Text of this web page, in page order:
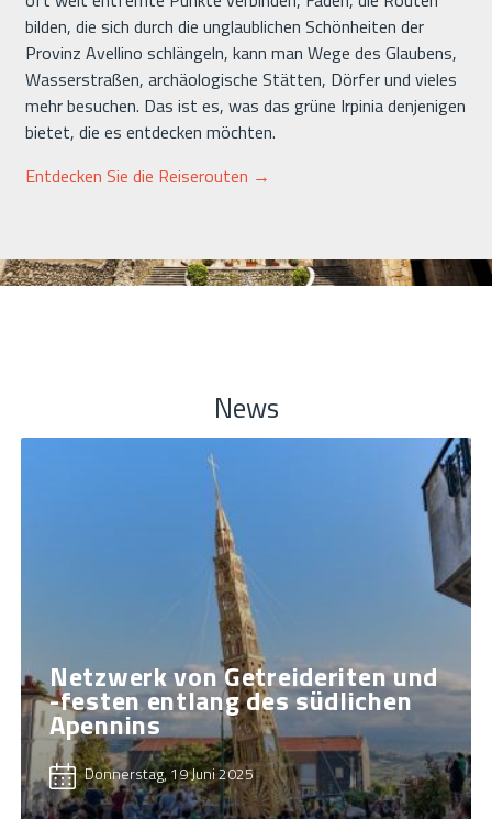
bilden, die sich durch die unglaublichen Schönheiten der
Provinz Avellino schlängeln, kann man Wege des Glaubens,
Wasserstraßen, archäologische Stätten, Dörfer und vieles
mehr besuchen. Das ist es, was das grüne Irpinia denjenigen
bietet, die es entdecken möchten.
Entdecken Sie die Reiserouten →
News
Netzwerk von Getreideriten und
-festen entlang des südlichen
Apennins
Donnerstag, 19 Juni 2025